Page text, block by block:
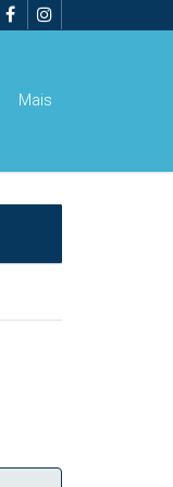
Mais